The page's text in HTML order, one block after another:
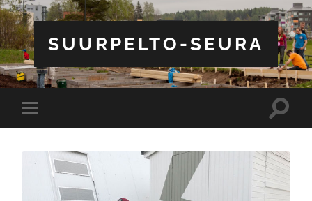
SUURPELTO-SEURA
Toggle
mobile
Toggle